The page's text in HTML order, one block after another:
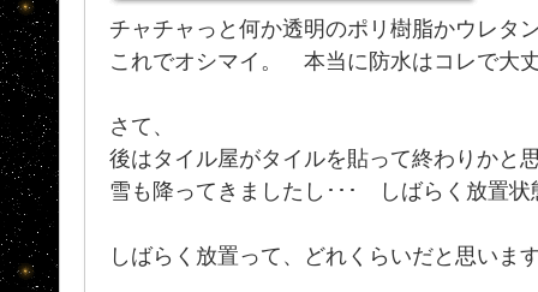
チャチャっと何か透明のポリ樹脂かウレタ
これでオシマイ。 本当に防水はコレで大
さて、
後はタイル屋がタイルを貼って終わりかと
雪も降ってきましたし･･･ しばらく放置状
しばらく放置って、どれくらいだと思いま